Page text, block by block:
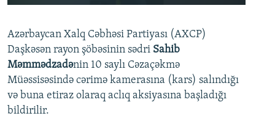
Auto 240p 360p
720p 1080p
360p
720p
1080p
Azərbaycan Xalq Cəbhəsi Partiyası (AXCP)
Daşkəsən rayon şöbəsinin sədri Sahib
Məmmədzadənin 10 saylı Cəzaçəkmə
Müəssisəsində cərimə kamerasına (kars) salındığı
və buna etiraz olaraq aclıq aksiyasına başladığı
bildirilir.